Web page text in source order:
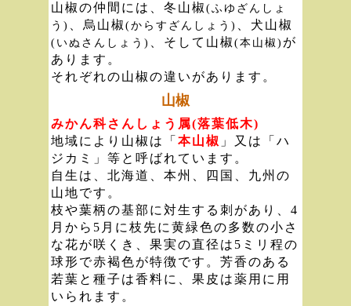
山椒の仲間には、冬山椒(ふゆざんしょ
う)
、烏山椒(からすざんしょう) 、犬山椒
(いぬさんしょう) 、そして山椒(本山椒) が
あります。
それぞれの山椒の違いがあります。
山椒
みかん科さんしょう属(落葉低木)
地域により山椒は「 本山椒 」又は「ハ
ジカミ」等と呼ばれています。
自生は、北海道、本州、四国、九州の
山地です。
枝や葉柄の基部に対生する刺があり、4
月から5月に枝先に黄緑色の多数の小さ
な花が咲くき、果実の直径は5ミリ程の
球形で赤褐色が特徴です。芳香のある
若葉と種子は香料に、果皮は薬用に用
いられます。